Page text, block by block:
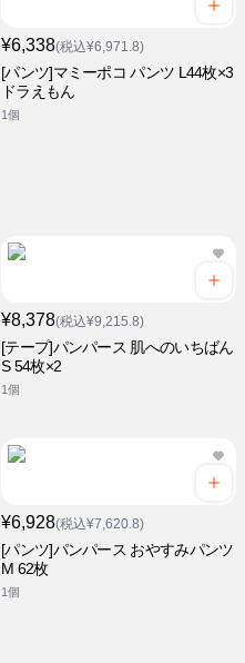
¥6,338(税込¥6,971.8)
[パンツ]マミーポコ パンツ L44枚×3
ドラえもん
1個
¥8,378(税込¥9,215.8)
[テープ]パンパース 肌へのいちばん
S 54枚×2
1個
¥6,928(税込¥7,620.8)
[パンツ]パンパース おやすみパンツ
M 62枚
1個